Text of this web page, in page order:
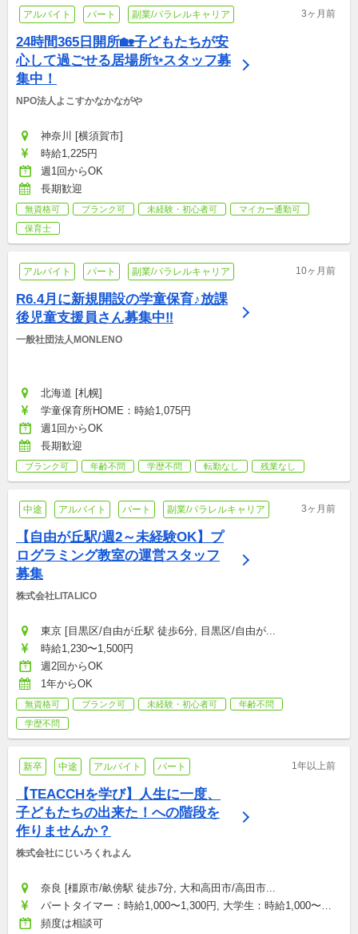
アルバイト パート 副業/パラレルキャリア 3ヶ月前
24時間365日開所🏡子どもたちが安
心して過ごせる居場所✨スタッフ募
集中！
NPO法人よこすかなかながや
神奈川 [横須賀市]
時給1,225円
週1回からOK
長期歓迎
無資格可 ブランク可 未経験・初心者可
マイカー通勤可
保育士
アルバイト パート 副業/パラレルキャリア 10ヶ月前
R6.4月に新規開設の学童保育♪放課
後児童支援員さん募集中‼︎
一般社団法人MONLENO
北海道 [札幌]
学童保育所HOME：時給1,075円
週1回からOK
長期歓迎
ブランク可 年齢不問 学歴不問 転勤なし 残業なし
中途 アルバイト パート 副業/パラレルキャリア 3ヶ月前
【自由が丘駅/週2～未経験OK】プ
ログラミング教室の運営スタッフ
募集
株式会社LITALICO
東京 [目黒区/自由が丘駅 徒歩6分, 目黒区/自由が...
時給1,230〜1,500円
週2回からOK
1年からOK
無資格可 ブランク可 未経験・初心者可
年齢不問
学歴不問
新卒 中途 アルバイト パート 1年以上前
【TEACCHを学び】人生に一度、
子どもたちの出来た！への階段を
作りませんか？
株式会社にじいろくれよん
奈良 [橿原市/畝傍駅 徒歩7分, 大和高田市/高田市...
パートタイマー：時給1,000〜1,300円, 大学生：時給1,000〜
1,100円, 契約社員(正社員登用あり)：月給180,000〜300,000円,
頻度は相談可